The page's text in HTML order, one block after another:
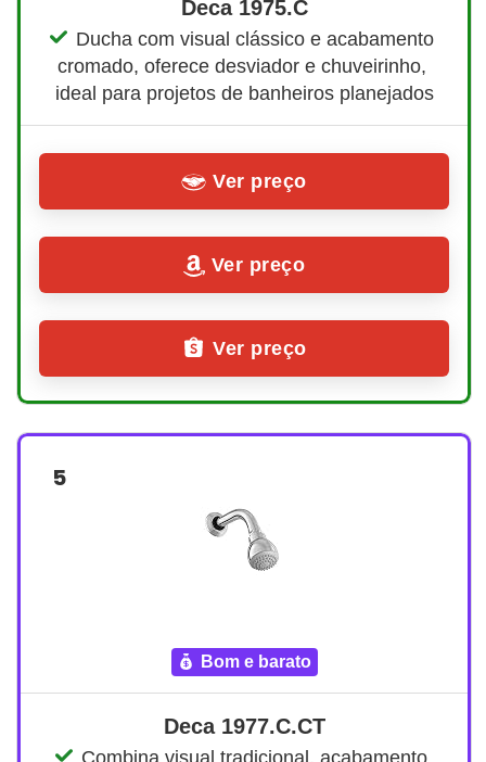
Deca 1975.C
Ducha com visual clássico e acabamento
cromado, oferece desviador e chuveirinho,
ideal para projetos de banheiros planejados
Ver preço
Ver preço
Ver preço
5
bom e barato
Deca 1977.C.CT
Combina visual tradicional, acabamento